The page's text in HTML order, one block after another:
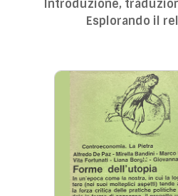
Introduzione,
Esplorando il